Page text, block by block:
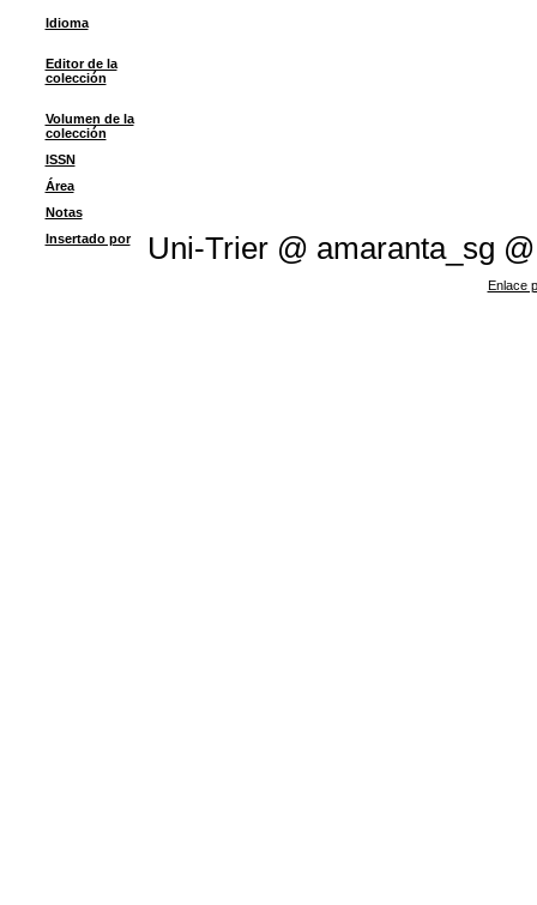
Idioma
Editor de la
colección
Volumen de la
colección
ISSN
Área
Notas
Insertado por
Uni-Trier @ amaranta_sg @
Enlace